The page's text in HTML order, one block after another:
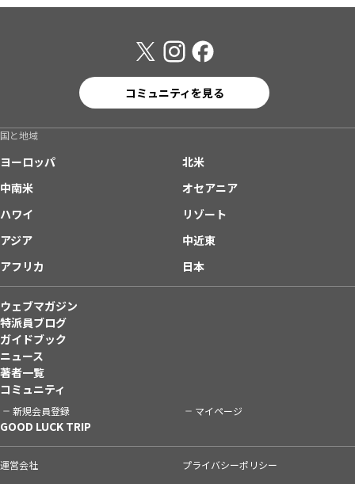
コミュニティを見る
国と地域
ヨーロッパ
北米
中南米
オセアニア
ハワイ
リゾート
アジア
中近東
アフリカ
日本
ウェブマガジン
特派員ブログ
ガイドブック
ニュース
著者一覧
コミュニティ
新規会員登録 マイページ
GOOD LUCK TRIP
運営会社
プライバシーポリシー